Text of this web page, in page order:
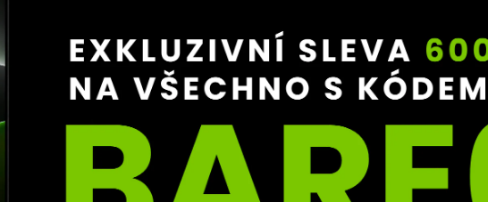
tady snažil. Nikdo nepomohl. Nevím, jak by lidem bylo, kdyby tohle
chce až po návratu domů
mluvit otevřeně už teď, mohou být i místní zákony. V Thajsku
týkající se pomluvy a veřejné kritiky, a Samir proto nechce riskovat
je stále v zahraničí.